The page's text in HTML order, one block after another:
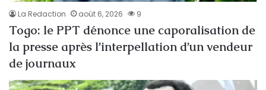
La Redaction août 6, 2026 9
Togo: le PPT dénonce une caporalisation de
la presse après l’interpellation d’un vendeur
de journaux